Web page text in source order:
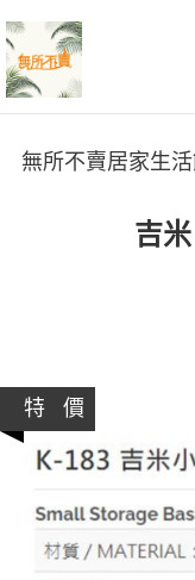
無所不賣居家生活
無所不賣居家生
吉
特 價